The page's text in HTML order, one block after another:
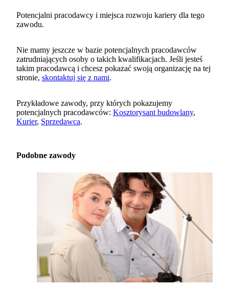
Potencjalni pracodawcy i miejsca rozwoju kariery dla tego
zawodu.
Nie mamy jeszcze w bazie potencjalnych pracodawców
zatrudniających osoby o takich kwalifikacjach. Jeśli jesteś
takim pracodawcą i chcesz pokazać swoją organizację na tej
stronie, skontaktuj się z nami.
Przykładowe zawody, przy których pokazujemy
potencjalnych pracodawców: Kosztorysant budowlany,
Kurier, Sprzedawca.
Podobne zawody